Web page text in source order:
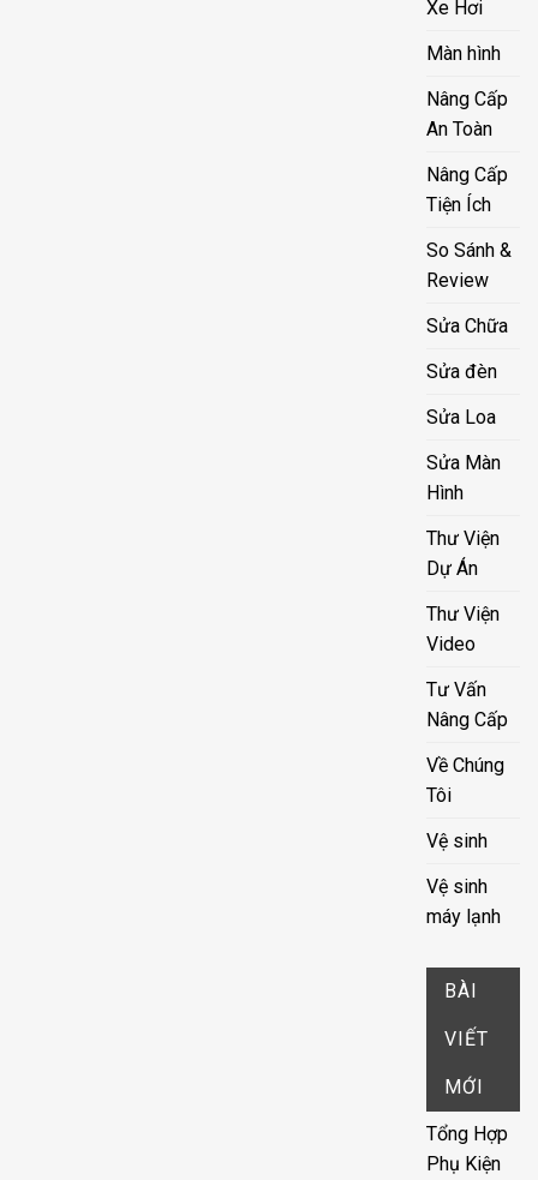
Xe Hơi
Màn hình
Nâng Cấp
An Toàn
Nâng Cấp
Tiện Ích
So Sánh &
Review
Sửa Chữa
Sửa đèn
Sửa Loa
Sửa Màn
Hình
Thư Viện
Dự Án
Thư Viện
Video
Tư Vấn
Nâng Cấp
Về Chúng
Tôi
Vệ sinh
Vệ sinh
máy lạnh
BÀI
VIẾT
MỚI
Tổng Hợp
Phụ Kiện